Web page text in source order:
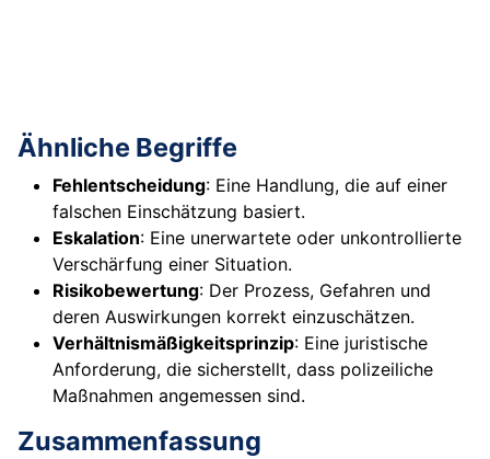
Ähnliche Begriffe
Fehlentscheidung: Eine Handlung, die auf einer
falschen Einschätzung basiert.
Eskalation: Eine unerwartete oder unkontrollierte
Verschärfung einer Situation.
Risikobewertung: Der Prozess, Gefahren und
deren Auswirkungen korrekt einzuschätzen.
Verhältnismäßigkeitsprinzip: Eine juristische
Anforderung, die sicherstellt, dass polizeiliche
Maßnahmen angemessen sind.
Zusammenfassung